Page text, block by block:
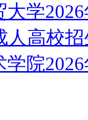
大学
人高校
院